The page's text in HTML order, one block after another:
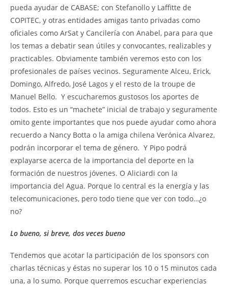
pueda ayudar de CABASE; con Stefanollo y Laffitte de
COPITEC, y otras entidades amigas tanto privadas como
oficiales como ArSat y Cancilería con Anabel, para para que
los temas a debatir sean útiles y convocantes, realizables y
practicables. Obviamente también veremos esto con los
profesionales de países vecinos. Seguramente Alceu, Erick,
Domingo, Alfredo, José Lagos y el resto de la troupe de
Manuel Bello. Y escucharemos gustosos los aportes de
todos. Esto es un “machete” inicial de trabajo y seguramente
omito gente importantes que nos puede ayudar como ahora
recuerdo a Nancy Botta o la amiga chilena Verónica Alvarez,
podrán incorporar el tema de género. Y Pipo podrá
explayarse acerca de la importancia del deporte en la
formación de nuestros jóvenes. O Aliciardi con la
importancia del Agua. Porque lo central es la energía y las
telecomunicaciones, pero todo tiene que ver con todo…¿o
no?
Lo bueno, si breve, dos veces bueno
Tendemos que acotar la participación de los sponsors con
charlas técnicas y éstas no superar los 10 o 15 minutos cada
una, a lo sumo. Porque querremos escuchar experiencias